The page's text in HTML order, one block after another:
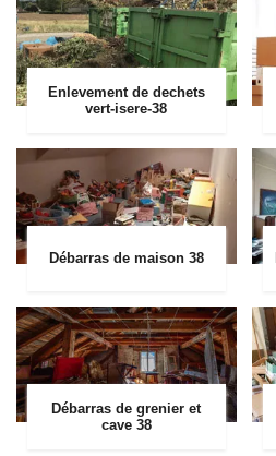
Enlevement de dechets
vert-isere-38
Débarras de maison 38
Débarras de grenier et
cave 38